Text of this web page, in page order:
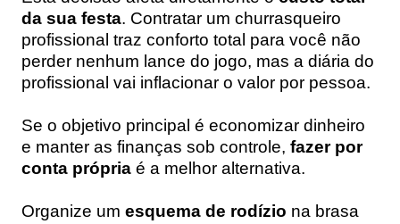
da sua festa. Contratar um churrasqueiro
profissional traz conforto total para você não
perder nenhum lance do jogo, mas a diária do
profissional vai inflacionar o valor por pessoa.
Se o objetivo principal é economizar dinheiro
e manter as finanças sob controle, fazer por
conta própria é a melhor alternativa.
Organize um esquema de rodízio na brasa